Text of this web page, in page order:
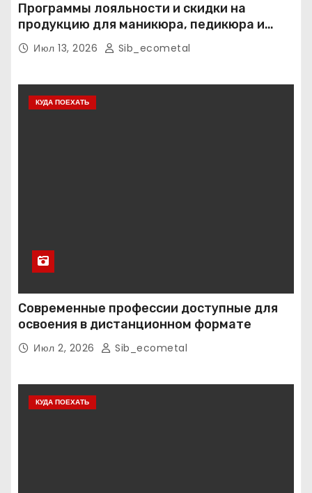
Программы лояльности и скидки на
продукцию для маникюра, педикюра и
наращивания ресниц
Июл 13, 2026 Sib_ecometal
КУДА ПОЕХАТЬ
Современные профессии доступные для
освоения в дистанционном формате
Июл 2, 2026 Sib_ecometal
КУДА ПОЕХАТЬ